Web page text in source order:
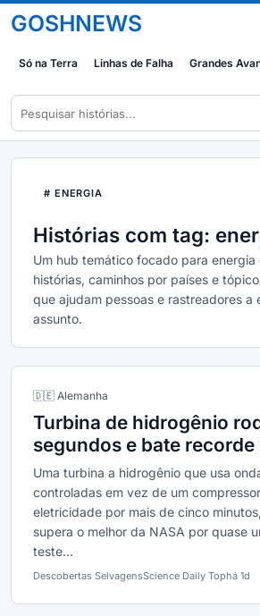
GOSHNEWS
Só na Terra Linhas de Falha Grandes
# ENERGIA
Histórias com tag:
Um hub temático focado para
histórias, caminhos por países e
que ajudam pessoas e rastreadores a
assunto.
🇩🇪 Alemanha
Turbina de hidrogênio
segundos e bate recorde
Uma turbina a hidrogênio que usa
controladas em vez de um
eletricidade por mais de cinco
supera o melhor da NASA por quase
teste...
Descobertas SelvagensScience Daily Tophá 1d